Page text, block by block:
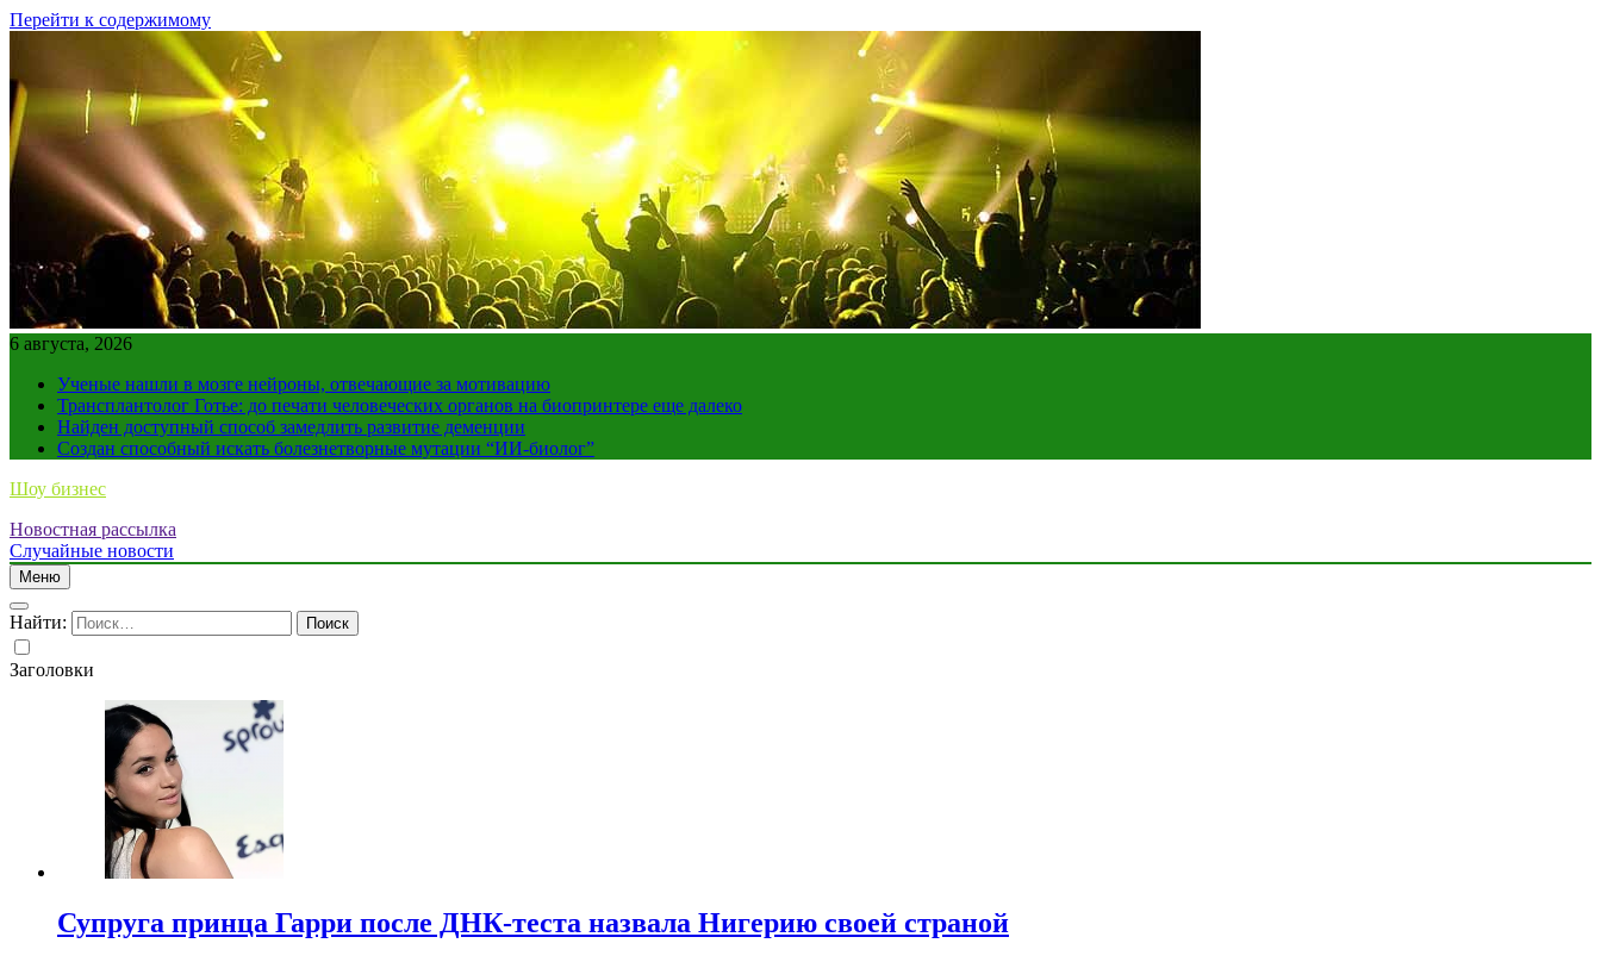
Перейти к содержимому
6 августа, 2026
Ученые нашли в мозге нейроны, отвечающие за мотивацию
Трансплантолог Готье: до печати человеческих органов на биопринтере еще далеко
Найден доступный способ замедлить развитие деменции
Создан способный искать болезнетворные мутации “ИИ-биолог”
Шоу бизнес
Новостная рассылка
Случайные новости
Меню
Найти:
Заголовки
Супруга принца Гарри после ДНК-теста назвала Нигерию своей страной